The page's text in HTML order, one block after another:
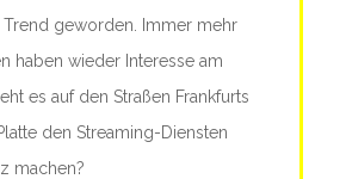
Trend geworden. Immer mehr
haben wieder Interesse am
es auf den Straßen Frankfurts
den Streaming-Diensten
machen?